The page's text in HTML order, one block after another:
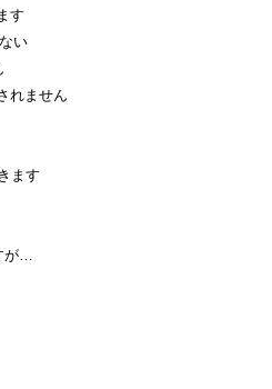
す
い
れません
ます
が…